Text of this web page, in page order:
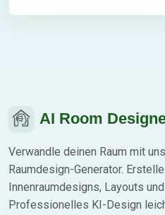
AI Room
Verwandle deinen Raum mit
Raumdesign-Generator.
Innenraumdesigns, Layouts
Professionelles KI-Design